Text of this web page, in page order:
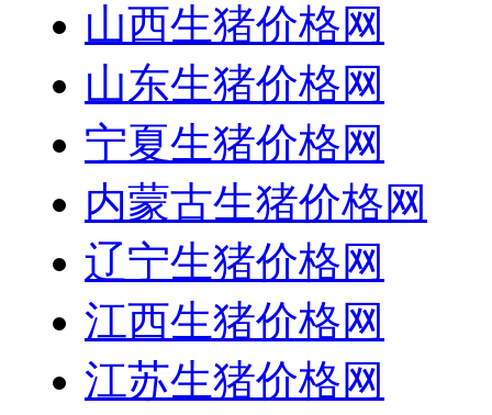
山西生猪价格网
山东生猪价格网
宁夏生猪价格网
内蒙古生猪价格网
辽宁生猪价格网
江西生猪价格网
江苏生猪价格网